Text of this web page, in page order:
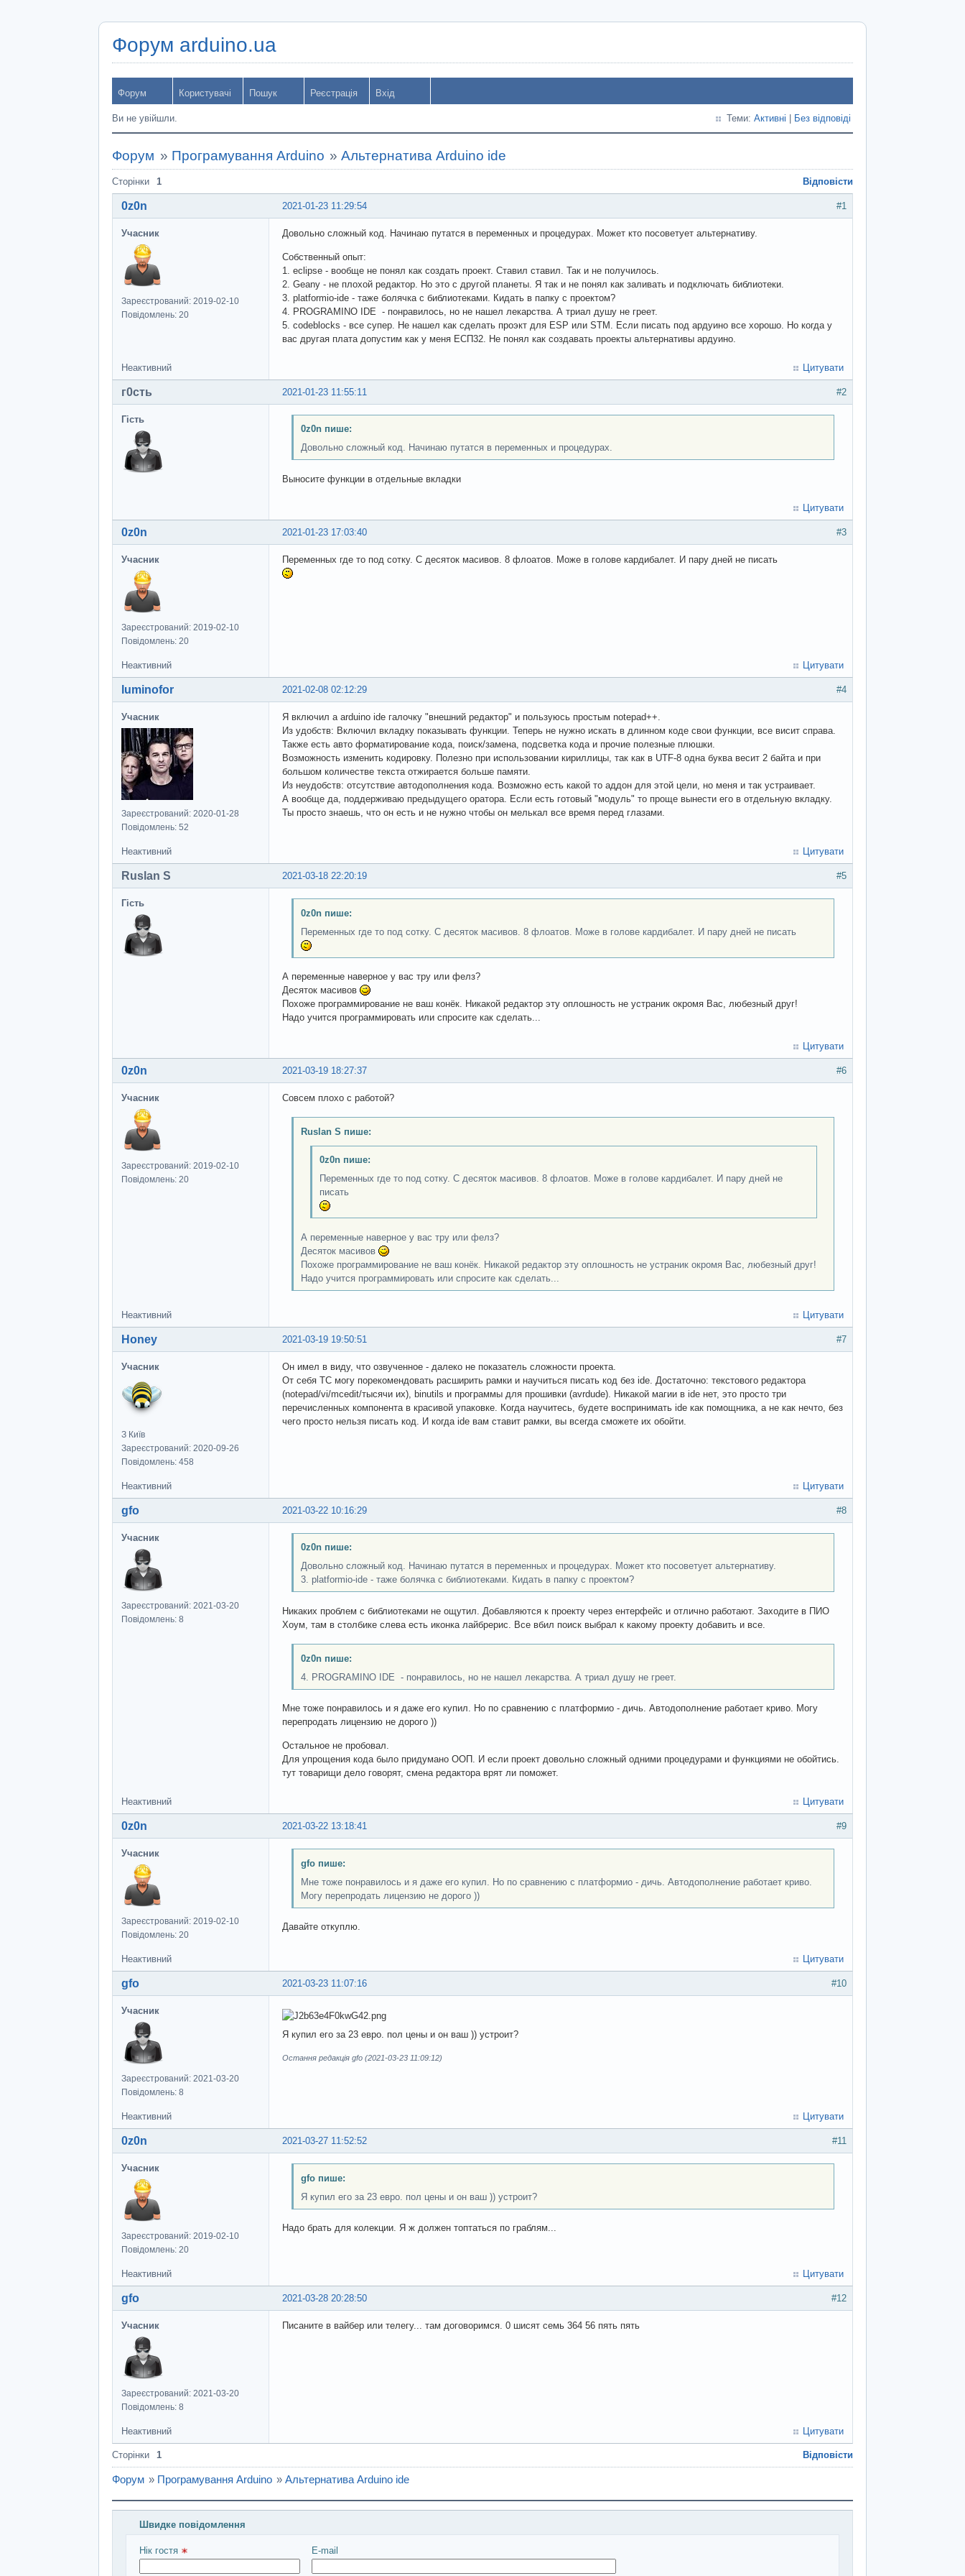
Форум arduino.ua
Форум Користувачі Пошук Реєстрація Вхід
Ви не увійшли. Теми: Активні Без відповіді
Форум » Програмування Arduino »Альтернатива Arduino ide
Сторінки 1 Відповісти
#1
2021-01-23 11:29:54
0z0n
Учасник
Зареєстрований: 2019-02-10
Повідомлень: 20
Довольно сложный код. Начинаю путатся в переменных и процедурах. Может кто посоветует альтернативу.
Собственный опыт:
1. eclipse - вообще не понял как создать проект. Ставил ставил. Так и не получилось.
2. Geany - не плохой редактор. Но это с другой планеты. Я так и не понял как заливать и подключать библиотеки.
3. platformio-ide - таже болячка с библиотеками. Кидать в папку с проектом?
4. PROGRAMINO IDE - понравилось, но не нашел лекарства. А триал душу не греет.
5. codeblocks - все супер. Не нашел как сделать проэкт для ESP или STM. Если писать под ардуино все хорошо. Но когда у
вас другая плата допустим как у меня ЕСП32. Не понял как создавать проекты альтернативы ардуино.
Неактивний Цитувати
#2
2021-01-23 11:55:11
г0сть
Гість
0z0n пише:
Довольно сложный код. Начинаю путатся в переменных и процедурах.
Выносите функции в отдельные вкладки
Цитувати
#3
2021-01-23 17:03:40
0z0n
Учасник
Зареєстрований: 2019-02-10
Повідомлень: 20
Переменных где то под сотку. С десяток масивов. 8 флоатов. Може в голове кардибалет. И пару дней не писать
Неактивний Цитувати
#4
2021-02-08 02:12:29
luminofor
Учасник
Зареєстрований: 2020-01-28
Повідомлень: 52
Я включил а arduino ide галочку "внешний редактор" и пользуюсь простым notepad++.
Из удобств: Включил вкладку показывать функции. Теперь не нужно искать в длинном коде свои функции, все висит справа.
Также есть авто форматирование кода, поиск/замена, подсветка кода и прочие полезные плюшки.
Возможность изменить кодировку. Полезно при использовании кириллицы, так как в UTF-8 одна буква весит 2 байта и при
большом количестве текста отжирается больше памяти.
Из неудобств: отсутствие автодополнения кода. Возможно есть какой то аддон для этой цели, но меня и так устраивает.
А вообще да, поддерживаю предыдущего оратора. Если есть готовый "модуль" то проще вынести его в отдельную вкладку.
Ты просто знаешь, что он есть и не нужно чтобы он мелькал все время перед глазами.
Неактивний Цитувати
#5
2021-03-18 22:20:19
Ruslan S
Гість
0z0n пише:
Переменных где то под сотку. С десяток масивов. 8 флоатов. Може в голове кардибалет. И пару дней не писать
А переменные наверное у вас тру или фелз?
Десяток масивов
Похоже программирование не ваш конёк. Никакой редактор эту оплошность не устраник окромя Вас, любезный друг!
Надо учится программировать или спросите как сделать...
Цитувати
#6
2021-03-19 18:27:37
0z0n
Учасник
Зареєстрований: 2019-02-10
Повідомлень: 20
Совсем плохо с работой?
Ruslan S пише:
0z0n пише:
Переменных где то под сотку. С десяток масивов. 8 флоатов. Може в голове кардибалет. И пару дней не
писать
А переменные наверное у вас тру или фелз?
Десяток масивов
Похоже программирование не ваш конёк. Никакой редактор эту оплошность не устраник окромя Вас, любезный друг!
Надо учится программировать или спросите как сделать...
Неактивний Цитувати
#7
2021-03-19 19:50:51
Honey
Учасник
З Київ
Зареєстрований: 2020-09-26
Повідомлень: 458
Он имел в виду, что озвученное - далеко не показатель сложности проекта.
От себя ТС могу порекомендовать расширить рамки и научиться писать код без ide. Достаточно: текстового редактора
(notepad/vi/mcedit/тысячи их), binutils и программы для прошивки (avrdude). Никакой магии в ide нет, это просто три
перечисленных компонента в красивой упаковке. Когда научитесь, будете воспринимать ide как помощника, а не как нечто, без
чего просто нельзя писать код. И когда ide вам ставит рамки, вы всегда сможете их обойти.
Неактивний Цитувати
#8
2021-03-22 10:16:29
gfo
Учасник
Зареєстрований: 2021-03-20
Повідомлень: 8
0z0n пише:
Довольно сложный код. Начинаю путатся в переменных и процедурах. Может кто посоветует альтернативу.
3. platformio-ide - таже болячка с библиотеками. Кидать в папку с проектом?
Никаких проблем с библиотеками не ощутил. Добавляются к проекту через ентерфейс и отлично работают. Заходите в ПИО
Хоум, там в столбике слева есть иконка лайбрерис. Все вбил поиск выбрал к какому проекту добавить и все.
0z0n пише:
4. PROGRAMINO IDE - понравилось, но не нашел лекарства. А триал душу не греет.
Мне тоже понравилось и я даже его купил. Но по сравнению с платформио - дичь. Автодополнение работает криво. Могу
перепродать лицензию не дорого ))
Остальное не пробовал.
Для упрощения кода было придумано ООП. И если проект довольно сложный одними процедурами и функциями не обойтись.
тут товарищи дело говорят, смена редактора врят ли поможет.
Неактивний Цитувати
#9
2021-03-22 13:18:41
0z0n
Учасник
Зареєстрований: 2019-02-10
Повідомлень: 20
gfo пише:
Мне тоже понравилось и я даже его купил. Но по сравнению с платформио - дичь. Автодополнение работает криво.
Могу перепродать лицензию не дорого ))
Давайте откуплю.
Неактивний Цитувати
#10
2021-03-23 11:07:16
gfo
Учасник
Зареєстрований: 2021-03-20
Повідомлень: 8
Я купил его за 23 евро. пол цены и он ваш )) устроит?
Остання редакція gfo (2021-03-23 11:09:12)
Неактивний Цитувати
#11
2021-03-27 11:52:52
0z0n
Учасник
Зареєстрований: 2019-02-10
Повідомлень: 20
gfo пише:
Я купил его за 23 евро. пол цены и он ваш )) устроит?
Надо брать для колекции. Я ж должен топтаться по граблям...
Неактивний Цитувати
#12
2021-03-28 20:28:50
gfo
Учасник
Зареєстрований: 2021-03-20
Повідомлень: 8
Писаните в вайбер или телегу... там договоримся. 0 шисят семь 364 56 пять пять
Неактивний Цитувати
Сторінки 1 Відповісти
Форум » Програмування Arduino » Альтернатива Arduino ide
Швидке повідомлення
Введіть повідомлення і натисніть Надіслати
Нік гостя E-mail